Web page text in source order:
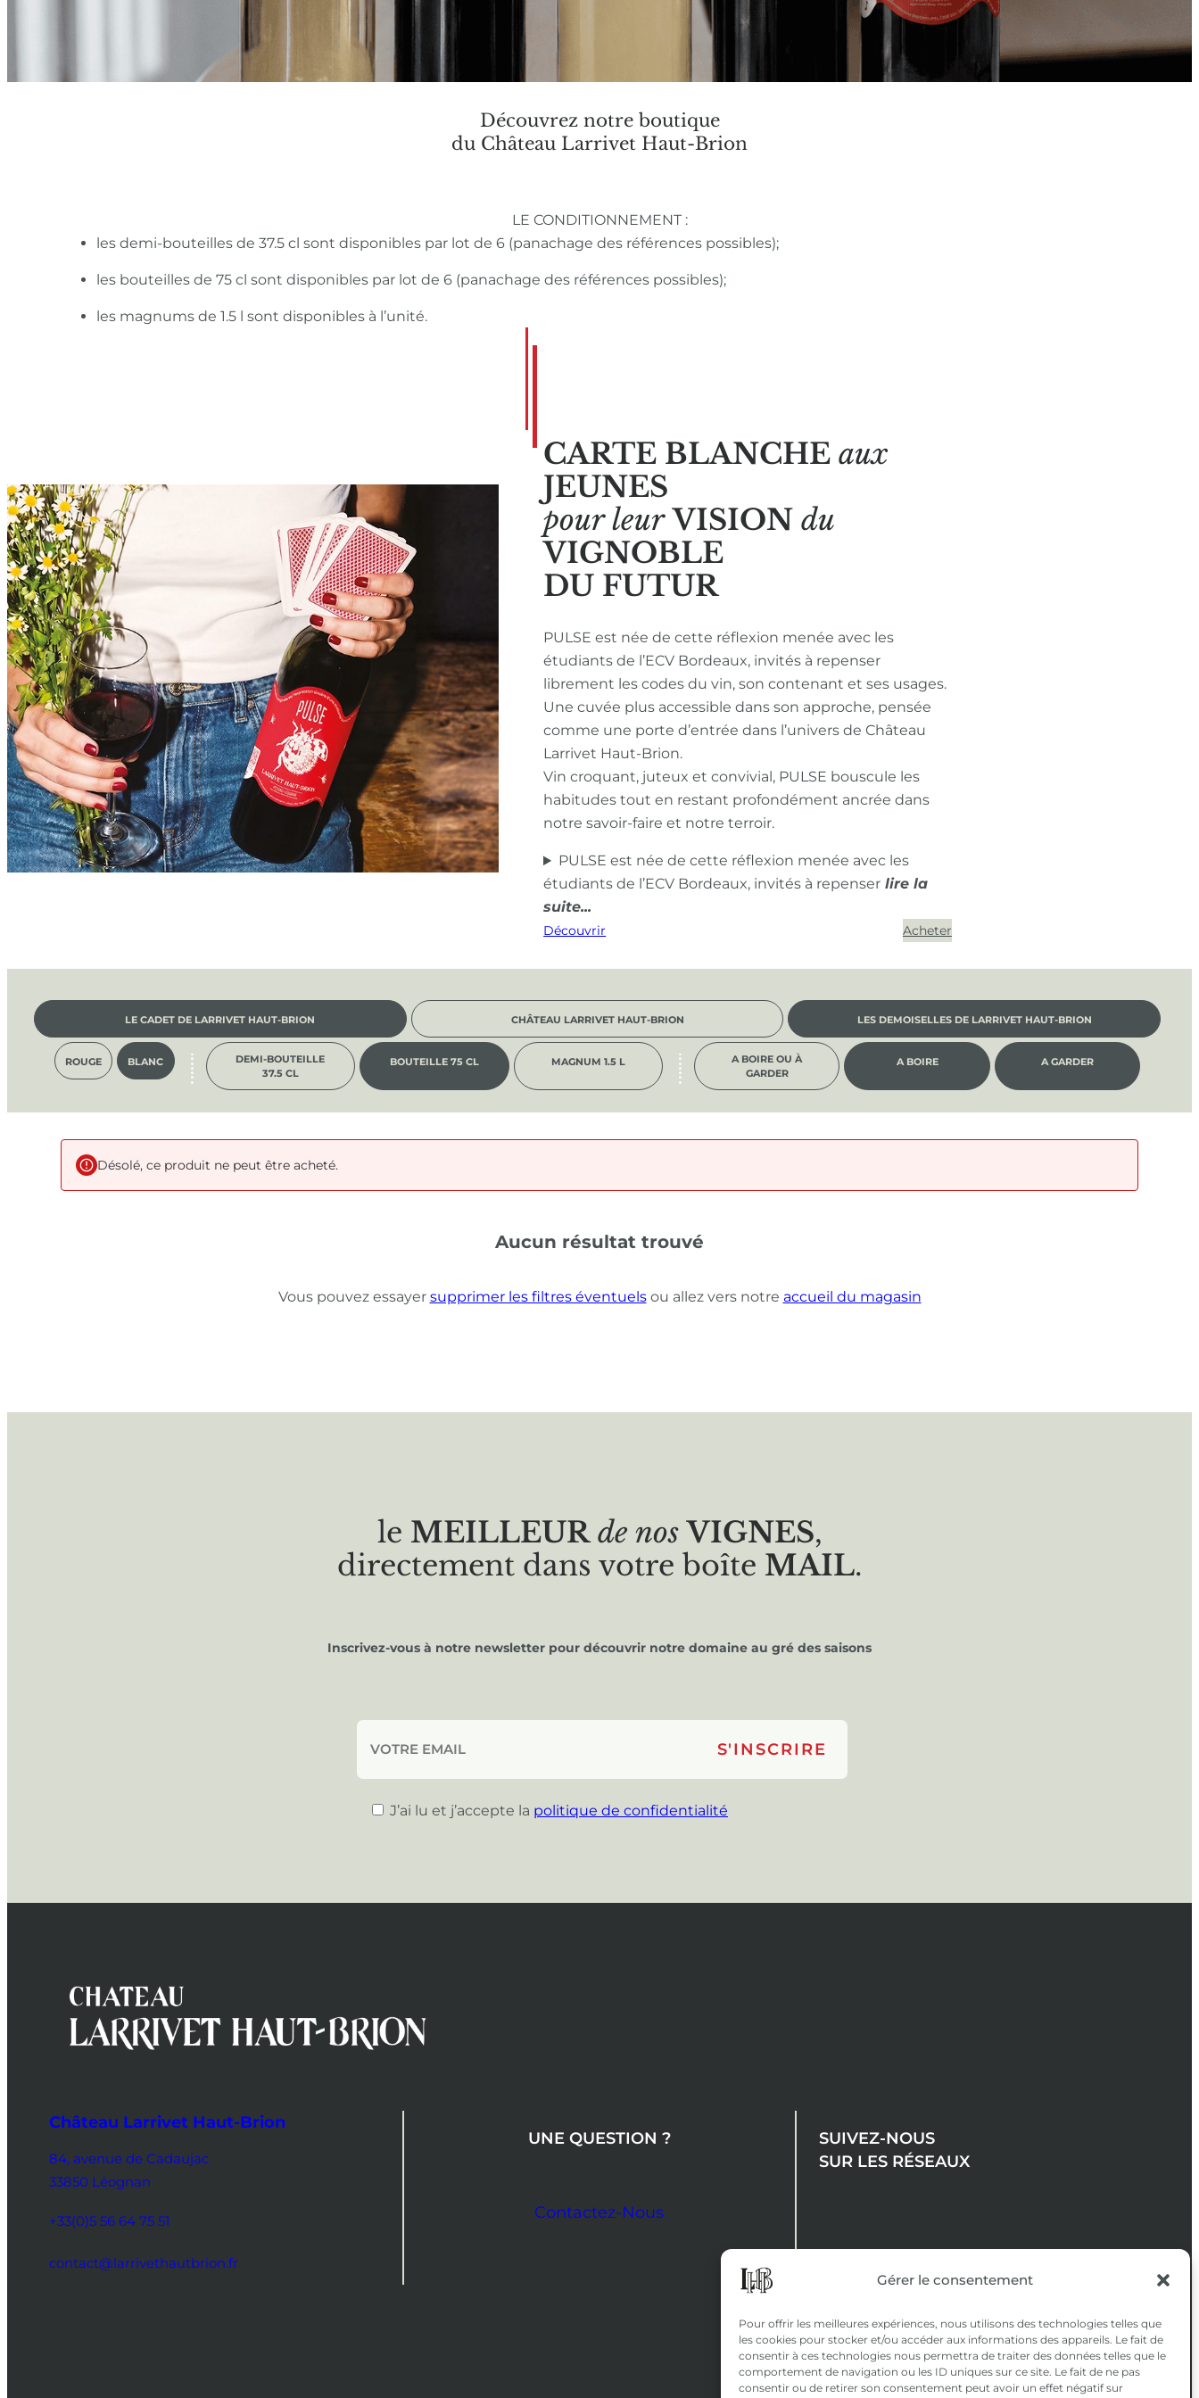
Gérer le consentement
Pour offrir les meilleures expériences, nous utilisons des technologies telles que
les cookies pour stocker et/ou accéder aux informations des appareils. Le fait de
consentir à ces technologies nous permettra de traiter des données telles que le
comportement de navigation ou les ID uniques sur ce site. Le fait de ne pas
consentir ou de retirer son consentement peut avoir un effet négatif sur
Découvrez notre boutique
du Château Larrivet Haut-Brion
LE CONDITIONNEMENT :
les demi-bouteilles de 37.5 cl sont disponibles par lot de 6 (panachage des références possibles);
les bouteilles de 75 cl sont disponibles par lot de 6 (panachage des références possibles);
les magnums de 1.5 l sont disponibles à l’unité.
CARTE BLANCHE aux
JEUNES
pour leur VISIONdu
VIGNOBLE
DU FUTUR
PULSE est née de cette réflexion menée avec les
étudiants de l’ECV Bordeaux, invités à repenser
librement les codes du vin, son contenant et ses usages.
Une cuvée plus accessible dans son approche, pensée
comme une porte d’entrée dans l’univers de Château
Larrivet Haut-Brion.
Vin croquant, juteux et convivial, PULSE bouscule les
habitudes tout en restant profondément ancrée dans
notre savoir-faire et notre terroir.
PULSE est née de cette réflexion menée avec les
étudiants de l’ECV Bordeaux, invités à repenser
Découvrir Acheter
LE CADET DE LARRIVET HAUT-BRION CHÂTEAU LARRIVET HAUT-BRION LES DEMOISELLES DE LARRIVET HAUT-BRION
ROUGE BLANC
DEMI-BOUTEILLE
37.5 CL
BOUTEILLE 75 CL MAGNUM 1.5 L
A BOIRE OU À
GARDER
A BOIRE A GARDER
Désolé, ce produit ne peut être acheté.
Aucun résultat trouvé
Vous pouvez essayer supprimer les filtres éventuelsou allez vers notre accueil du magasin
le MEILLEUR de nos VIGNES,
directement dans votre boîte MAIL.
Inscrivez-vous à notre newsletter pour découvrir notre domaine au gré des saisons
J’ai lu et j’accepte la politique de confidentialité
Château Larrivet Haut-Brion
84, avenue de Cadaujac
33850 Léognan
+33(0)5 56 64 75 51
contact@larrivethautbrion.fr
UNE QUESTION ?
Contactez-Nous
SUIVEZ-NOUS
SUR LES RÉSEAUX